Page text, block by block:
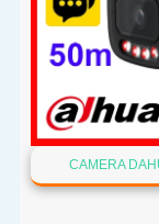
CAMERA